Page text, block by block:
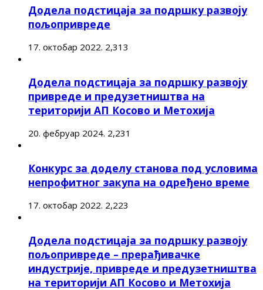
Додела подстицаја за подршку развоју
пољопривреде
17. октобар 2022. 2,313
Додела подстицаја за подршку развоју
привреде и предузетништва на
територији АП Косово и Метохија
20. фебруар 2024. 2,231
Конкурс за доделу станова под условима
непрофитног закупа на одређено време
17. октобар 2022. 2,223
Додела подстицаја за подршку развоју
пољопривреде – прерађивачке
индустрије, привреде и предузетништва
на територији АП Косово и Метохија